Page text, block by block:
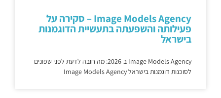
Image Models Agency – סקירה על
פעילותה והשפעתה בתעשיית הדוגמנות
בישראל
Image Models Agency ב-2026: מה חובה לדעת לפני שפונים
לסוכנות דוגמנות בישראל Image Models Agency